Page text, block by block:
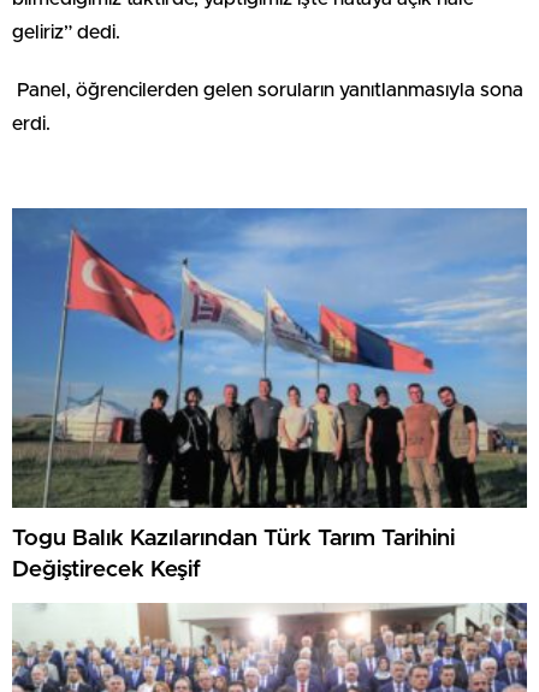
geliriz” dedi.
Panel, öğrencilerden gelen soruların yanıtlanmasıyla sona
erdi.
Togu Balık Kazılarından Türk Tarım Tarihini
Değiştirecek Keşif